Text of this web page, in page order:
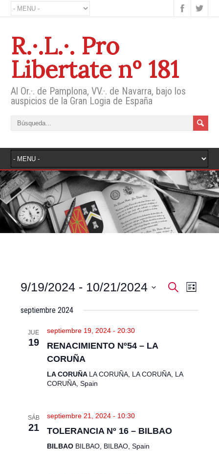
R.·.L.·. Pro
Libertate nº 181
Al Or.·. de Pamplona, VV.·. de Navarra, bajo los
auspicios de la Gran Logia de España
N
v
i
b
Buscar
N
a
Lista
9/19/2024 - 10/21/2024
fecha.
septiembre 2024
JUE
19
septiembre 19, 2024 - 20:30
RENACIMIENTO Nº54 – LA
CORUÑA
LA CORUÑA LA CORUÑA, LA CORUÑA, LA
CORUÑA, Spain
SÁB
21
septiembre 21, 2024 - 10:30
TOLERANCIA Nº 16 – BILBAO
BILBAO BILBAO, BILBAO, Spain